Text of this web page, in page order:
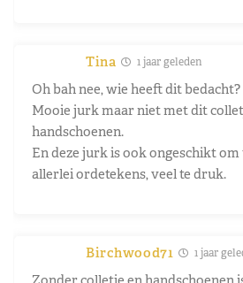
Tina 1 jaar geleden
Oh bah nee, wie heeft dit bedacht?
Mooie jurk maar niet met dit
handschoenen.
En deze jurk is ook ongeschikt
allerlei ordetekens, veel te druk.
Birchwood71 1 jaar
Zonder colletje en handschoenen